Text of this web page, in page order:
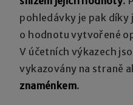
pohledávky je pak díky
o hodnotu vytvořené
V účetních výkazech
vykazovány na straně
znaménkem.